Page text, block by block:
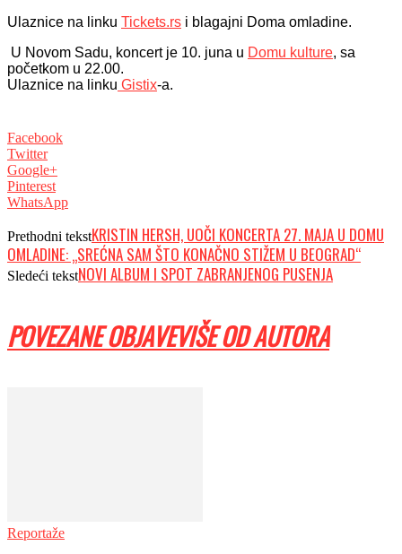
Ulaznice na linku Tickets.rs i blagajni Doma omladine.
U Novom Sadu, koncert je 10. juna u Domu kulture, sa
početkom u 22.00.
Ulaznice na linku Gistix-a.
Facebook
Twitter
Google+
Pinterest
WhatsApp
Prethodni tekstKRISTIN HERSH, UOČI KONCERTA 27. MAJA U DOMU
OMLADINE: „SREĆNA SAM ŠTO KONAČNO STIŽEM U BEOGRAD“
Sledeći tekstNOVI ALBUM I SPOT ZABRANJENOG PUSENJA
POVEZANE OBJAVEVIŠE OD AUTORA
Reportaže